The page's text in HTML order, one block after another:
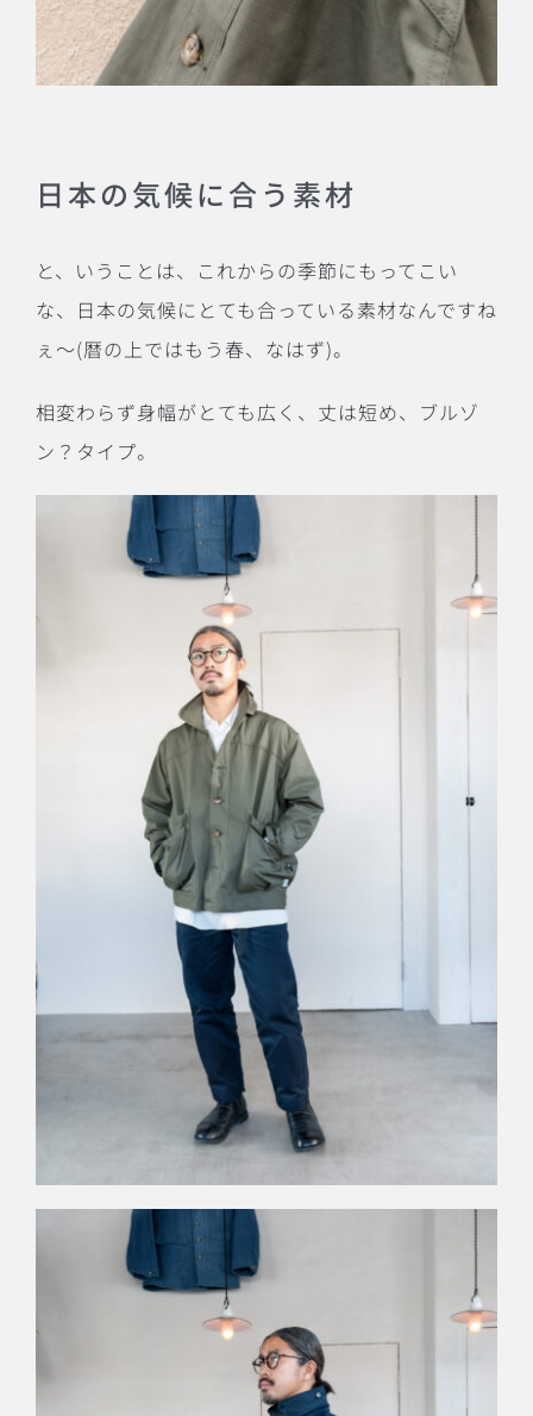
日本の気候に合う素材
と、いうことは、これからの季節にもってこい
な、日本の気候にとても合っている素材なんですね
ぇ〜(暦の上ではもう春、なはず)。
相変わらず身幅がとても広く、丈は短め、ブルゾ
ン？タイプ。